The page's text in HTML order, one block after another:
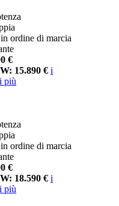
ordine di marcia
€
15.890 € i
più
ordine di marcia
€
18.590 € i
più